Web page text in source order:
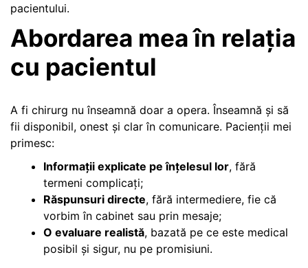
pacientului.
Abordarea mea în relația
cu pacientul
A fi chirurg nu înseamnă doar a opera. Înseamnă și să
fii disponibil, onest și clar în comunicare. Pacienții mei
primesc:
Informații explicate pe înțelesul lor, fără
termeni complicați;
Răspunsuri directe, fără intermediere, fie că
vorbim în cabinet sau prin mesaje;
O evaluare realistă, bazată pe ce este medical
posibil și sigur, nu pe promisiuni.